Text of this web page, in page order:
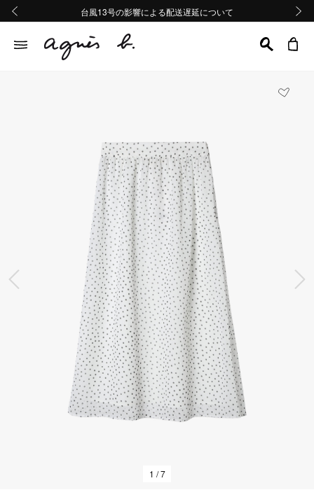
熊本地域地震の影響による配送遅延について
Summer Sale 2buy10%OFF!!
台風13号の影響による配送遅延について
熊本地域地震の影響による配送遅延について
Summer Sale 2buy10%OFF!!
前の画像
1 / 7